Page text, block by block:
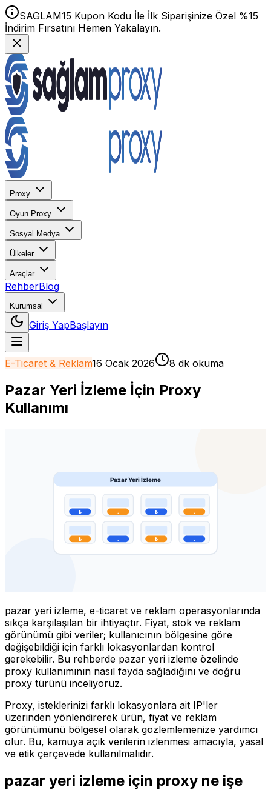
SAGLAM15 Kupon Kodu İle İlk Siparişinize Özel %15
İndirim Fırsatını Hemen Yakalayın.
Proxy
Oyun Proxy
Sosyal Medya
Ülkeler
Araçlar
RehberBlog
Kurumsal
Giriş YapBaşlayın
E-Ticaret & Reklam16 Ocak 2026 8 dk okuma
Pazar Yeri İzleme İçin Proxy
Kullanımı
pazar yeri izleme, e-ticaret ve reklam operasyonlarında
sıkça karşılaşılan bir ihtiyaçtır. Fiyat, stok ve reklam
görünümü gibi veriler; kullanıcının bölgesine göre
değişebildiği için farklı lokasyonlardan kontrol
gerekebilir. Bu rehberde pazar yeri izleme özelinde
proxy kullanımının nasıl fayda sağladığını ve doğru
proxy türünü inceliyoruz.
Proxy, isteklerinizi farklı lokasyonlara ait IP'ler
üzerinden yönlendirerek ürün, fiyat ve reklam
görünümünü bölgesel olarak gözlemlemenize yardımcı
olur. Bu, kamuya açık verilerin izlenmesi amacıyla, yasal
ve etik çerçevede kullanılmalıdır.
pazar yeri izleme için proxy ne işe